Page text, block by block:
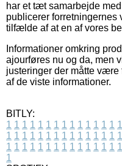
har et tæt samarbejde
publicerer forretningernes
tilfælde af at en af vores
Informationer omkring
ajourføres nu og da, men
justeringer der måtte være
af de viste informationer.
BITLY:
1 1 1 1 1 1 1 1 1 1 1 1 1 1 1
1 1 1 1 1 1 1 1 1 1 1 1 1 1 1
1 1 1 1 1 1 1 1 1 1 1 1 1 1 1
1